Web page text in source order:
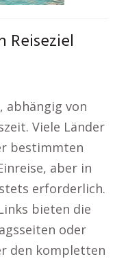
Reiseziel
abhängig von
Viele Länder
bestimmten
aber in
erforderlich.
bieten die
oder
den kompletten